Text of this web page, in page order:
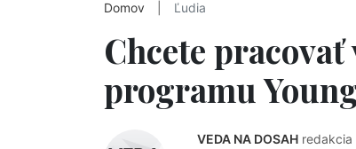
Domov Ľudia
Chcete pracovať
programu
VEDA NA DOSAH redakcia